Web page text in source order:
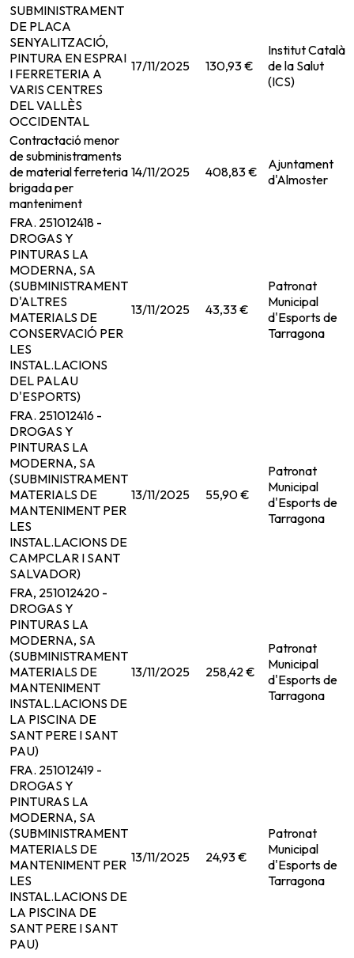
SUBMINISTRAMENT
DE PLACA
SENYALITZACIÓ,
PINTURA EN ESPRAI
I FERRETERIA A
VARIS CENTRES
DEL VALLÈS
OCCIDENTAL
17/11/2025 130,93 €
Institut Català
de la Salut
(ICS)
Contractació menor
de subministraments
de material ferreteria
brigada per
manteniment
14/11/2025 408,83 €
Ajuntament
d'Almoster
FRA. 251012418 -
DROGAS Y
PINTURAS LA
MODERNA, SA
(SUBMINISTRAMENT
D'ALTRES
MATERIALS DE
CONSERVACIÓ PER
LES
INSTAL.LACIONS
DEL PALAU
D'ESPORTS)
13/11/2025 43,33 €
Patronat
Municipal
d'Esports de
Tarragona
FRA. 251012416 -
DROGAS Y
PINTURAS LA
MODERNA, SA
(SUBMINISTRAMENT
MATERIALS DE
MANTENIMENT PER
LES
INSTAL.LACIONS DE
CAMPCLAR I SANT
SALVADOR)
13/11/2025 55,90 €
Patronat
Municipal
d'Esports de
Tarragona
FRA, 251012420 -
DROGAS Y
PINTURAS LA
MODERNA, SA
(SUBMINISTRAMENT
MATERIALS DE
MANTENIMENT
INSTAL.LACIONS DE
LA PISCINA DE
SANT PERE I SANT
PAU)
13/11/2025 258,42 €
Patronat
Municipal
d'Esports de
Tarragona
FRA. 251012419 -
DROGAS Y
PINTURAS LA
MODERNA, SA
(SUBMINISTRAMENT
MATERIALS DE
MANTENIMENT PER
LES
INSTAL.LACIONS DE
LA PISCINA DE
SANT PERE I SANT
PAU)
13/11/2025 24,93 €
Patronat
Municipal
d'Esports de
Tarragona